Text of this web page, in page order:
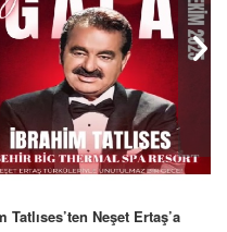
“Unutulmaz Bir Gece